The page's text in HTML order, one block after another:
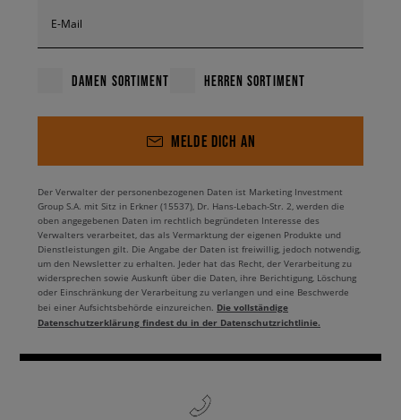
E-Mail
DAMEN SORTIMENT HERREN SORTIMENT
MELDE DICH AN
Der Verwalter der personenbezogenen Daten ist Marketing Investment
Group S.A. mit Sitz in Erkner (15537), Dr. Hans-Lebach-Str. 2, werden die
oben angegebenen Daten im rechtlich begründeten Interesse des
Verwalters verarbeitet, das als Vermarktung der eigenen Produkte und
Dienstleistungen gilt. Die Angabe der Daten ist freiwillig, jedoch notwendig,
um den Newsletter zu erhalten. Jeder hat das Recht, der Verarbeitung zu
widersprechen sowie Auskunft über die Daten, ihre Berichtigung, Löschung
oder Einschränkung der Verarbeitung zu verlangen und eine Beschwerde
bei einer Aufsichtsbehörde einzureichen. Die vollständige
Datenschutzerklärung findest du in der Datenschutzrichtlinie.